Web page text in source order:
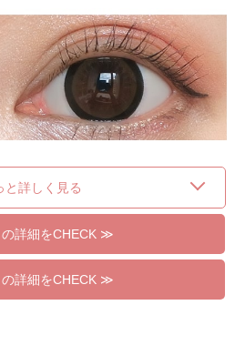
と詳しく見る
の詳細をCHECK ≫
詳細をCHECK ≫